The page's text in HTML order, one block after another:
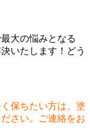
大の悩みとなる
いたします！どう
保ちたい方は、塗
さい。ご連絡をお